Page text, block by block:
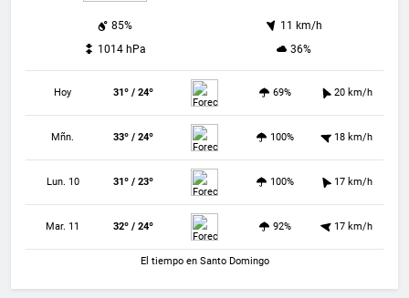
85%
11 km/h
1014 hPa
36%
Hoy 31º / 24º 69% 20 km/h
Mñn. 33º / 24º 100% 18 km/h
Lun. 10 31º / 23º 100% 17 km/h
Mar. 11 32º / 24º 92% 17 km/h
El tiempo en Santo Domingo